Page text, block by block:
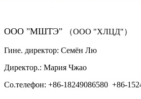
ООО "МШТЭ" （ООО "ХЛЦД"）
Гине. директор: Семён Лю
Директор.: Мария Чжао
Со.телефон: +86-18249086580 +86-